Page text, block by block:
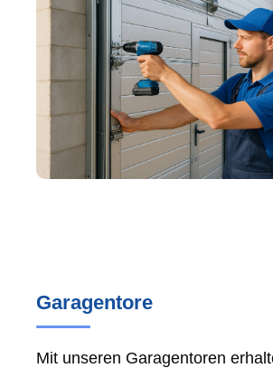
Garagentore
Mit unseren Garagentoren